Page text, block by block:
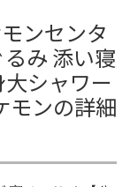
ンセンタ
み 添い寝
シャワー
モンの詳細